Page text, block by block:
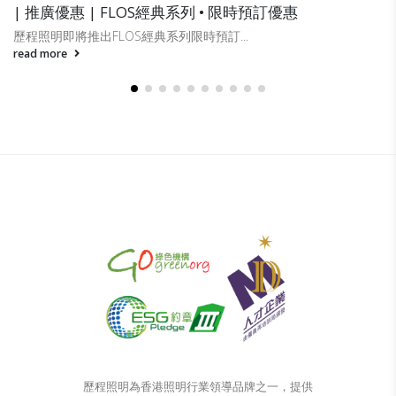
• 限時預訂優惠
時預訂...
| 搬遷優惠 | –
歷程照明為香港照明行業領導品牌之一，提供